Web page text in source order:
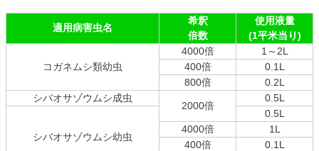
適用病害虫名
希釈
倍数
使用液量
(1平米当り)
コガネムシ類幼虫
4000倍
1～2L
400倍
0.1L
800倍
0.2L
シバオサゾウムシ成虫
2000倍
0.5L
シバオサゾウムシ幼虫
0.5L
4000倍
1L
400倍
0.1L